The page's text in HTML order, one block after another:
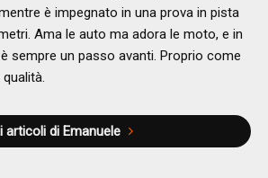
è impegnato in una prova in pista
Ama le auto ma adora le moto, e in
sempre un passo avanti. Proprio come
articoli di Emanuele